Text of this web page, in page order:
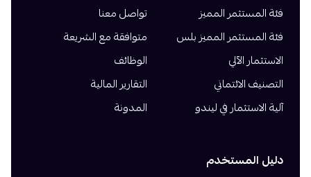
فئة المستثمر المميز
فئة المستثمر المميز بلس
الاستثمار الآلي
التصنيف الائتماني
آلية الاستثمار في ليندو
تواصل معنا
متوافقة مع الشريعة
الوظائف
التقارير المالية
المدونة
دليل المستخدم